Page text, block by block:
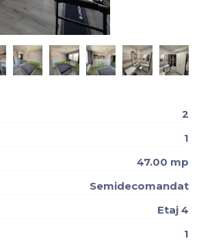
2
1
47.00 mp
Semidecomandat
Etaj 4
1